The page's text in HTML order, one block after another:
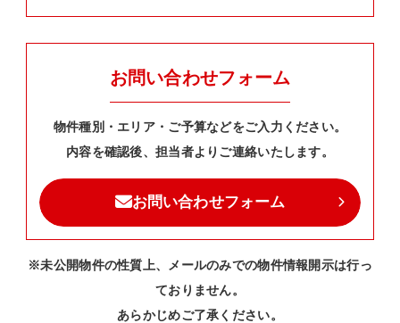
お問い合わせフォーム
物件種別・エリア・ご予算などをご入力ください。
内容を確認後、担当者よりご連絡いたします。
お問い合わせフォーム
※未公開物件の性質上、メールのみでの物件情報開示は行っ
ておりません。
あらかじめご了承ください。